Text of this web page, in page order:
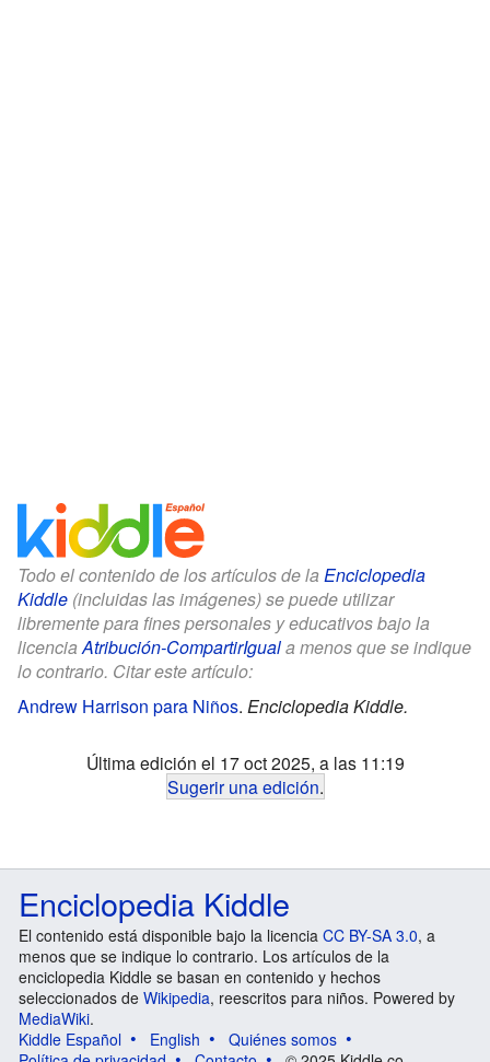
Todo el contenido de los artículos de la Enciclopedia
Kiddle (incluidas las imágenes) se puede utilizar
libremente para fines personales y educativos bajo la
licenciaAtribución-CompartirIguala menos que se indique
lo contrario. Citar este artículo:
Andrew Harrison para Niños. Enciclopedia Kiddle.
Última edición el 17 oct 2025, a las 11:19
Sugerir una edición.
Enciclopedia Kiddle
El contenido está disponible bajo la licencia CC BY-SA 3.0, a
menos que se indique lo contrario. Los artículos de la
enciclopedia Kiddle se basan en contenido y hechos
seleccionados de Wikipedia, reescritos para niños. Powered by
MediaWiki.
Kiddle Español
English
Quiénes somos